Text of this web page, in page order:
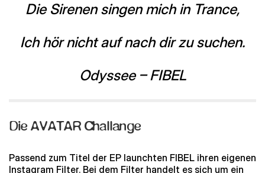
Die Sirenen singen mich in Trance,
Ich hör nicht auf nach dir zu suchen.
Odyssee – FIBEL
Die AVATAR Challange
Passend zum Titel der EP launchten FIBEL ihren eigenen
Instagram Filter. Bei dem Filter handelt es sich um ein